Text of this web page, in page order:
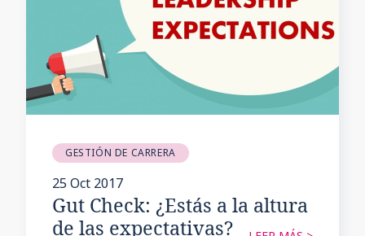
GESTIÓN DE CARRERA
25 Oct 2017
Gut Check: ¿Estás a la altura
de las expectativas?